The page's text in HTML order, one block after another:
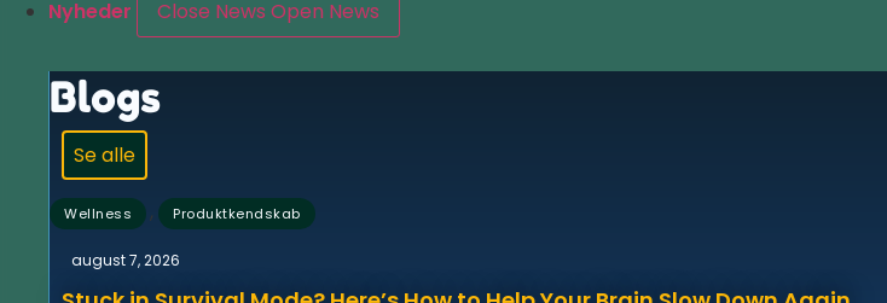
Nyheder
Close News Open News
Blogs
Se alle
Wellness , Produktkendskab
august 7, 2026